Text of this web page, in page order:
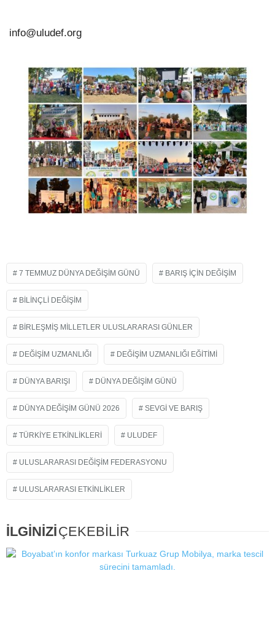
info@uludef.org
7 TEMMUZ DÜNYA DEĞIŞIM GÜNÜ BARIŞ İÇIN DEĞIŞIM
BILINÇLI DEĞIŞIM
BIRLEŞMIŞ MILLETLER ULUSLARARASI GÜNLER
DEĞIŞIM UZMANLIĞI DEĞIŞIM UZMANLIĞI EĞITIMI
DÜNYA BARIŞI DÜNYA DEĞIŞIM GÜNÜ
DÜNYA DEĞIŞIM GÜNÜ 2026 SEVGI VE BARIŞ
TÜRKIYE ETKINLIKLERI ULUDEF
ULUSLARARASI DEĞIŞIM FEDERASYONU
ULUSLARARASI ETKINLIKLER
İLGİNİZİÇEKEBİLİR